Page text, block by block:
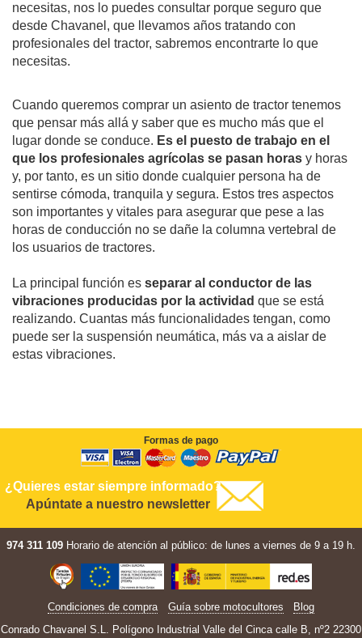
necesitas, nos lo puedes consultar porque seguro que
desde Chavanel, que llevamos años tratando con
profesionales del tractor, sabremos encontrarte lo que
necesitas.
Cuando queremos comprar un asiento de tractor tenemos
que pensar más allá y saber que es mucho más que el
lugar donde se conduce. Es el puesto de trabajo en el
que los profesionales agrícolas se pasan horas y horas
y, por tanto, es un sitio donde cualquier persona ha de
sentirse cómoda, tranquila y segura. Estos tres aspectos
son importantes y vitales para asegurar que pese a las
horas de conducción no se dañe la columna vertebral de
los usuarios de tractores.
La principal función es separar al conductor de las
vibraciones producidas por la actividad que se está
realizando. Cuantas más funcionalidades tengan, como
puede ser la suspensión neumática, más va a aislar de
estas vibraciones.
Formas de pago
¿Quieres estar siempre informado?
Apúntate a nuestro newsletter
974 311 109 Horario de atención al público: de lunes a viernes de 9 a 19 h.
Condiciones de compra Guía sobre motocultores
Blog
Conrado Chavanel S.L. Polígono Industrial Valle del Cinca calle B, nº2 22300